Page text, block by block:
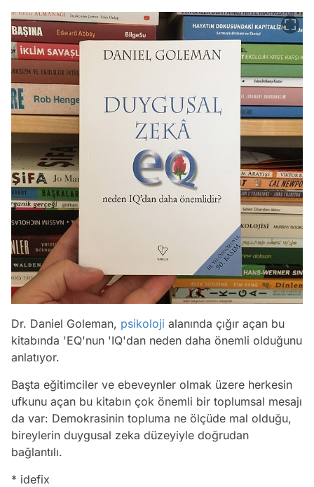
Dr. Daniel Goleman, psikoloji alanında çığır açan bu
kitabında 'EQ'nun 'IQ'dan neden daha önemli olduğunu
anlatıyor.
Başta eğitimciler ve ebeveynler olmak üzere herkesin
ufkunu açan bu kitabın çok önemli bir toplumsal mesajı
da var: Demokrasinin topluma ne ölçüde mal olduğu,
bireylerin duygusal zeka düzeyiyle doğrudan
bağlantılı.
* idefix